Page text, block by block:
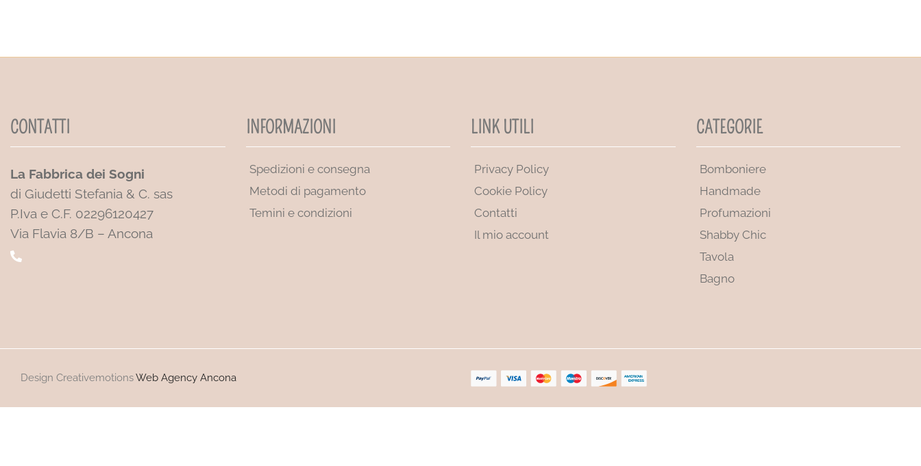
CONTATTI
La Fabbrica dei Sogni
di Giudetti Stefania & C. sas
P.Iva e C.F. 02296120427
Via Flavia 8/B – Ancona
INFORMAZIONI
Spedizioni e consegna
Metodi di pagamento
Temini e condizioni
LINK UTILI
Privacy Policy
Cookie Policy
Contatti
Il mio account
CATEGORIE
Bomboniere
Handmade
Profumazioni
Shabby Chic
Tavola
Bagno
Design CreativemotionsWeb Agency Ancona